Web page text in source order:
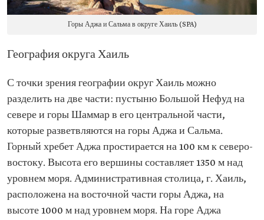
Горы Аджа и Сальма в округе Хаиль (SPA)
География округа Хаиль
С точки зрения географии округ Хаиль можно
разделить на две части: пустыню Большой Нефуд на
севере и горы Шаммар в его центральной части,
которые разветвляются на горы Аджа и Сальма.
Горный хребет Аджа простирается на 100 км к северо-
востоку. Высота его вершины составляет 1350 м над
уровнем моря. Административная столица, г. Хаиль,
расположена на восточной части горы Аджа, на
высоте 1000 м над уровнем моря. На горе Аджа